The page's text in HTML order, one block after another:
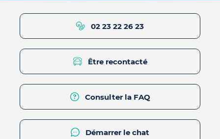
02 23 22 26 23
Être recontacté
Consulter la FAQ
Démarrer le chat